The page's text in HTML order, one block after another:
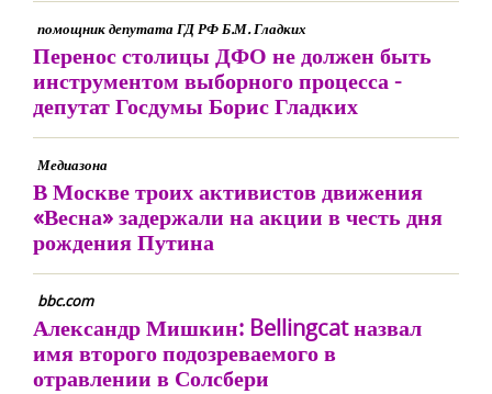
помощник депутата ГД РФ Б.М. Гладких
Перенос столицы ДФО не должен быть
инструментом выборного процесса -
депутат Госдумы Борис Гладких
Медиазона
В Москве троих активистов движения
«Весна» задержали на акции в честь дня
рождения Путина
bbc.com
Александр Мишкин: Bellingcat назвал
имя второго подозреваемого в
отравлении в Солсбери